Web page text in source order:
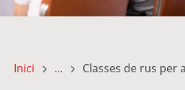
Inici ... Classes de rus per